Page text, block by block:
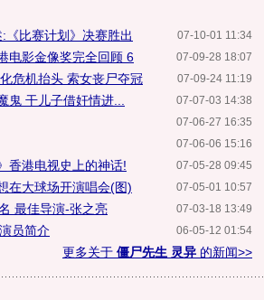
07-10-01 11:34
比赛计划》决赛胜出
07-09-28 18:07
电影金像奖完全回顾 6
07-09-24 11:19
危机抬头 索女丧尸夺冠
07-07-03 14:38
鬼 干儿子借奸情进...
07-06-27 16:35
07-06-06 15:16
07-05-28 09:45
香港电视史上的神话!
07-05-01 10:57
在大球场开演唱会(图)
07-03-18 13:49
最佳导演-张之亮
06-05-12 01:54
员简介
更多关于 僵尸先生 灵异 的新闻>>